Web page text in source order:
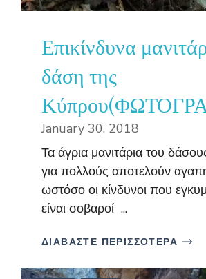
Επικίνδυνα
δάση της
January 30, 2018
Τα άγρια μανιτάρια του
για πολλούς αποτελούν
ωστόσο οι κίνδυνοι που
είναι σοβαροί ...
ΔΙΑΒΑΣΤΕ ΠΕΡΙΣΣΟΤΕΡΑ